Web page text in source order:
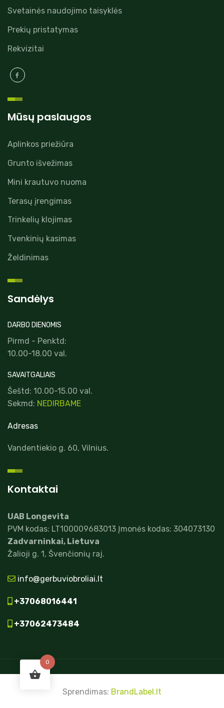
Svetainės naudojimo taisyklės
Prekių pristatymas
Rekvizitai
Mūsų paslaugos
Aplinkos priežiūra
Grunto išvežimas
Mini krautuvo nuoma
Terasų įrengimas
Trinkelių klojimas
Tvenkinių kasimas
Želdinimas
Sandėlys
DARBO DIENOMIS
Pirmd - Penktd:
10.00-18.00 val.
SAVAITGALIAIS
Šeštd: 10.00-15.00 val.
Sekmd: NEDIRBAME
Adresas
Vandentiekio g. 60, Vilnius.
Kontaktai
UAB Longevita
PVM kodas: LT100009683013 Įmonės kodas: 304073130
Zadvarninkai, Lietuva
Žalioji g. 1, Švenčionių raj.
info@gerbuviobroliai.lt
+37068016441
+37062473484
Sprendimas: BrandLabel.lt
0